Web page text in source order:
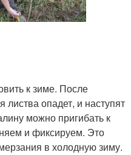
к зиме. После
листва опадет, и наступят
можно пригибать к
и фиксируем. Это
в холодную зиму.